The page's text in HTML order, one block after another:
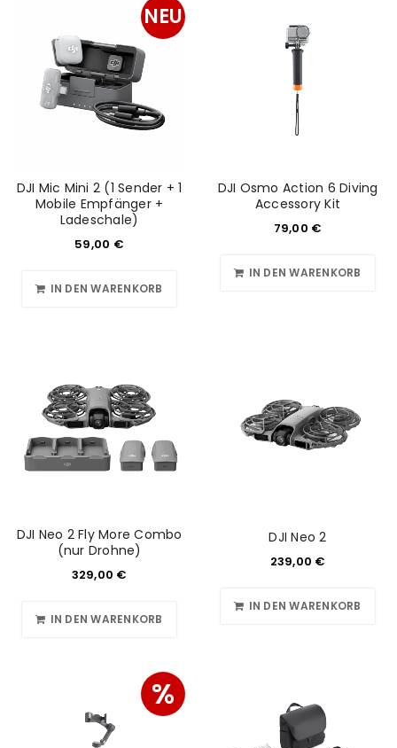
NEU
DJI Mic Mini 2 (1 Sender + 1
Mobile Empfänger +
Ladeschale)
59,00 €
IN DEN WARENKORB
DJI Osmo Action 6 Diving
Accessory Kit
79,00 €
IN DEN WARENKORB
DJI Neo 2 Fly More Combo
(nur Drohne)
329,00 €
IN DEN WARENKORB
DJI Neo 2
239,00 €
IN DEN WARENKORB
%